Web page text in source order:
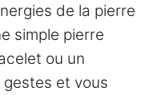
de la pierre
simple pierre
ou un
et vous